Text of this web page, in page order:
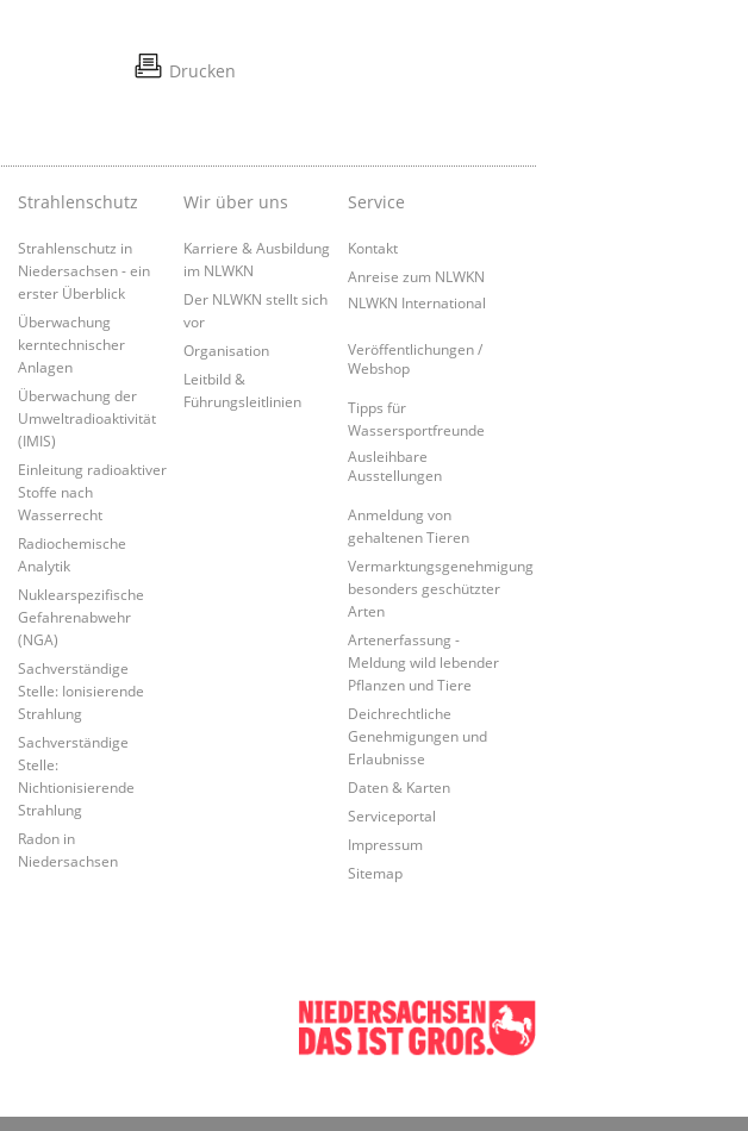
Drucken
Strahlenschutz
Strahlenschutz in
Niedersachsen - ein
erster Überblick
Überwachung
kerntechnischer
Anlagen
Überwachung der
Umweltradioaktivität
(IMIS)
Einleitung radioaktiver
Stoffe nach
Wasserrecht
Radiochemische
Analytik
Nuklearspezifische
Gefahrenabwehr
(NGA)
Sachverständige
Stelle: Ionisierende
Strahlung
Sachverständige
Stelle:
Nichtionisierende
Strahlung
Radon in
Niedersachsen
Wir über uns
Karriere & Ausbildung
im NLWKN
Der NLWKN stellt sich
vor
Organisation
Leitbild &
Führungsleitlinien
Service
Kontakt
Anreise zum NLWKN
NLWKN International
Veröffentlichungen /
Webshop
Tipps für
Wassersportfreunde
Ausleihbare
Ausstellungen
Anmeldung von
gehaltenen Tieren
Vermarktungsgenehmigung
besonders geschützter
Arten
Artenerfassung -
Meldung wild lebender
Pflanzen und Tiere
Deichrechtliche
Genehmigungen und
Erlaubnisse
Daten & Karten
Serviceportal
Impressum
Sitemap